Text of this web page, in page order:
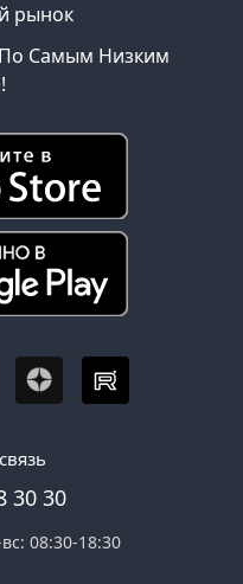
рынок
Самым Низким
30 30
08:30-18:30